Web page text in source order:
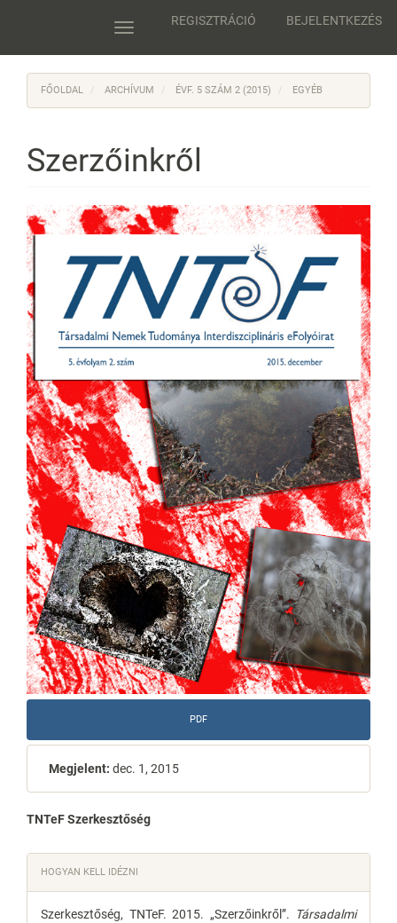
REGISZTRÁCIÓ BEJELENTKEZÉS
Toggle
FŐOLDAL ARCHÍVUM ÉVF. 5 SZÁM 2 (2015) EGYÉB
Szerzőinkről
Article
Sidebar
PDF
Megjelent: dec. 1, 2015
Main
Article
Content
TNTeF Szerkesztőség
Article
Details
HOGYAN KELL IDÉZNI
Szerkesztőség, TNTeF. 2015. „Szerzőinkről”. Társadalmi